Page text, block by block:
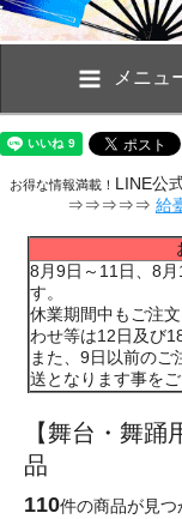
メニュ
お得な情報満載！ LINE公
⇒⇒⇒⇒⇒ 給
8月9日～11日、8
す。
休業期間中もご注
わせ等は12日及び
また、9日以前のご
送となります事をご
【舞台・舞
品
110件の商品が見つ